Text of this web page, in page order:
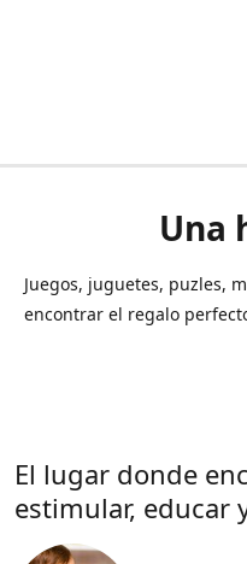
Una
Juegos, juguetes, puzles,
encontrar el regalo
El lugar donde
estimular, educar